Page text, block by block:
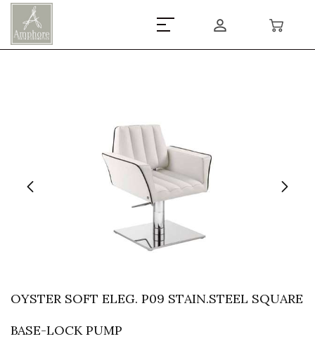
OYSTER SOFT ELEG. P09 STAIN.STEEL SQUARE
BASE-LOCK PUMP